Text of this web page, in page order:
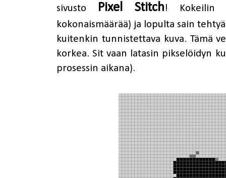
sivusto Pixel Stitch! Kokeilin
kokonaismäärää) ja lopulta sain
kuitenkin tunnistettava kuva. Tämä
korkea. Sit vaan latasin pikselöidyn
prosessin aikana).